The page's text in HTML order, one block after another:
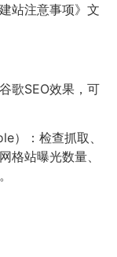
站注意事项》文
歌SEO效果，可
）：检查抓取、
格站曝光数量、